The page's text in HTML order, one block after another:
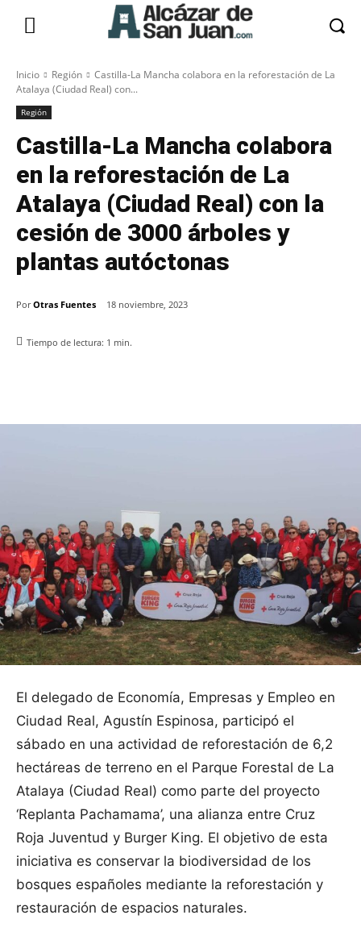
Inicio Región
Castilla-La Mancha colabora en la reforestación de La
Atalaya (Ciudad Real) con...
Región
Castilla-La Mancha colabora
en la reforestación de La
Atalaya (Ciudad Real) con la
cesión de 3000 árboles y
plantas autóctonas
Por Otras Fuentes 18 noviembre, 2023
Tiempo de lectura: 1 min.
El delegado de Economía, Empresas y Empleo en
Ciudad Real, Agustín Espinosa, participó el
sábado en una actividad de reforestación de 6,2
hectáreas de terreno en el Parque Forestal de La
Atalaya (Ciudad Real) como parte del proyecto
‘Replanta Pachamama’, una alianza entre Cruz
Roja Juventud y Burger King. El objetivo de esta
iniciativa es conservar la biodiversidad de los
bosques españoles mediante la reforestación y
restauración de espacios naturales.